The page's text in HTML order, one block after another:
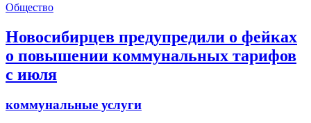
Общество
Новосибирцев предупредили о фейках
о повышении коммунальных тарифов
с июля
коммунальные услуги